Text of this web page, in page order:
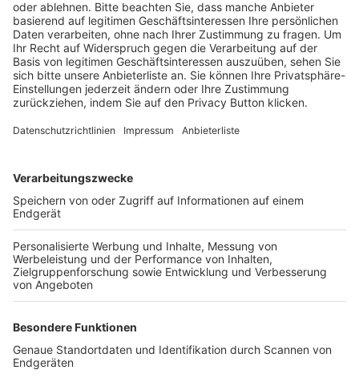
BFV-Geschäftsstellen
Trainerbörse
Login SpielPlus
FOLGE DEM BFV
TOP-VEREINE
TOP-PARTNER